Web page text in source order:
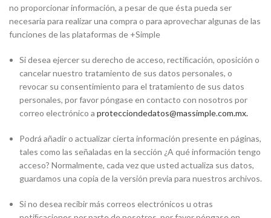
no proporcionar información, a pesar de que ésta pueda ser
necesaria para realizar una compra o para aprovechar algunas de las
funciones de las plataformas de +Simple
Si desea ejercer su derecho de acceso, rectiﬁcación, oposición o
cancelar nuestro tratamiento de sus datos personales, o
revocar su consentimiento para el tratamiento de sus datos
personales, por favor póngase en contacto con nosotros por
correo electrónico a protecciondedatos@massimple.com.mx.
Podrá añadir o actualizar cierta información presente en páginas,
tales como las señaladas en la sección ¿A qué información tengo
acceso? Normalmente, cada vez que usted actualiza sus datos,
guardamos una copia de la versión previa para nuestros archivos.
Si no desea recibir más correos electrónicos u otras